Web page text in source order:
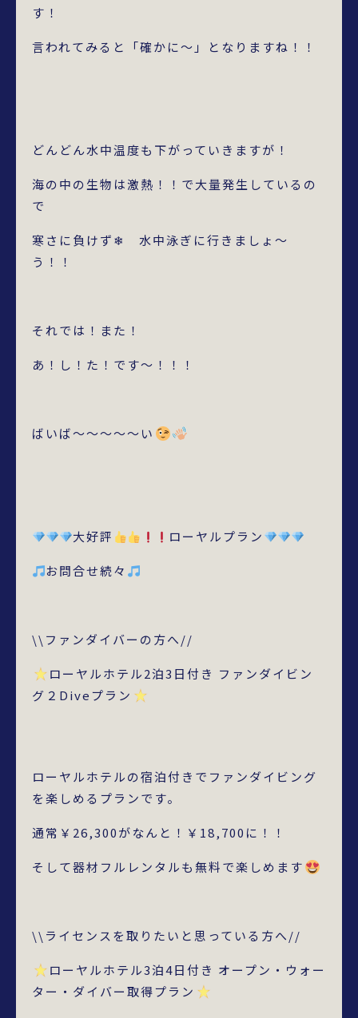
す！
言われてみると「確かに～」となりますね！！
どんどん水中温度も下がっていきますが！
海の中の生物は激熱！！で大量発生しているの
で
寒さに負けず❄ 水中泳ぎに行きましょ～
う！！
それでは！また！
あ！し！た！です～！！！
ばいば～～～～～い
大好評 ローヤルプラン
お問合せ続々
\\ファンダイバーの方へ//
ローヤルホテル2泊3日付き ファンダイビン
グ２Diveプラン
ローヤルホテルの宿泊付きでファンダイビング
を楽しめるプランです。
通常￥26,300がなんと！￥18,700に！！
そして器材フルレンタルも無料で楽しめます
\\ライセンスを取りたいと思っている方へ//
ローヤルホテル3泊4日付き オープン・ウォー
ター・ダイバー取得プラン